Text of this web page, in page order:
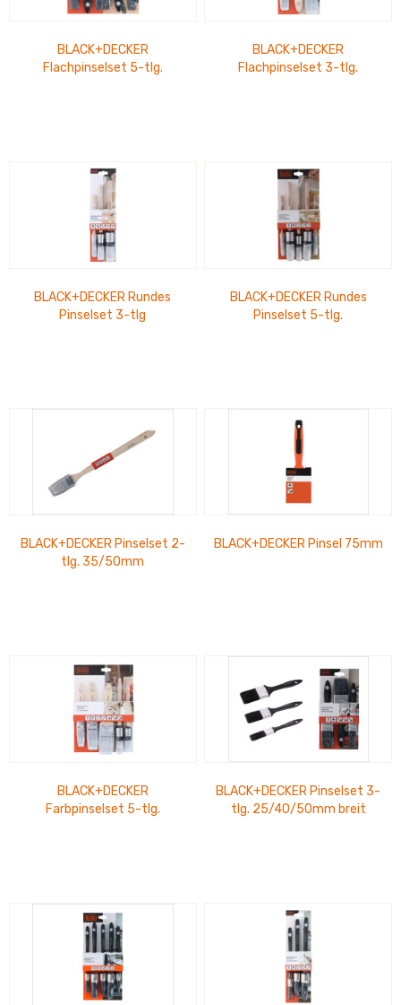
BLACK+DECKER
Flachpinselset 5-tlg.
BLACK+DECKER
Flachpinselset 3-tlg.
BLACK+DECKER Rundes
Pinselset 3-tlg
BLACK+DECKER Rundes
Pinselset 5-tlg.
BLACK+DECKER Pinselset 2-
tlg. 35/50mm
BLACK+DECKER Pinsel 75mm
BLACK+DECKER
Farbpinselset 5-tlg.
BLACK+DECKER Pinselset 3-
tlg. 25/40/50mm breit